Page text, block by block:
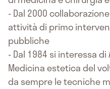
- Dal 2000
attività di primo
pubbliche
- Dal 1984 si interessa
Medicina estetica del
da sempre le tecniche